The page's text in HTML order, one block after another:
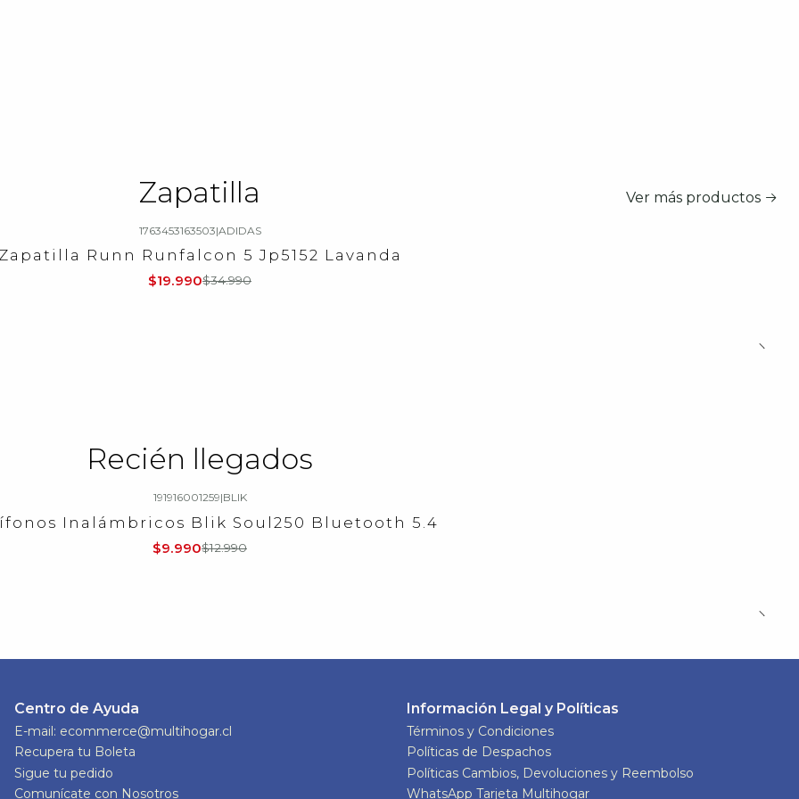
Zapatilla Ver más productos
1763453163503|ADIDAS
Zapatilla Runn Runfalcon 5 Jp5152 Lavanda
$19.990$34.990
Recién llegados
191916001259|BLIK
Inalámbricos Blik Soul250 Bluetooth 5.4
$9.990$12.990
Centro de Ayuda
E-mail: ecommerce@multihogar.cl
Recupera tu Boleta
Sigue tu pedido
Comunícate con Nosotros
Información Legal y Políticas
Términos y Condiciones
Políticas de Despachos
Políticas Cambios, Devoluciones y Reembolso
WhatsApp Tarjeta Multihogar